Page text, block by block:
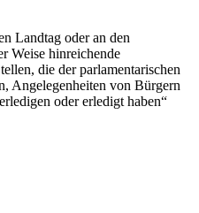
Landtag oder an den
Weise hinreichende
die der parlamentarischen
Angelegenheiten von Bürgern
oder erledigt haben“